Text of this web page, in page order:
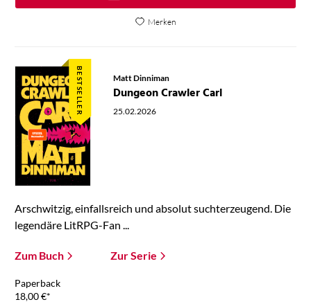
Merken
BESTSELLER Matt Dinniman
Dungeon Crawler Carl
25.02.2026
Arschwitzig, einfallsreich und absolut suchterzeugend. Die
legendäre LitRPG-Fan ...
Zum Buch Zur Serie
Paperback
18,00€*